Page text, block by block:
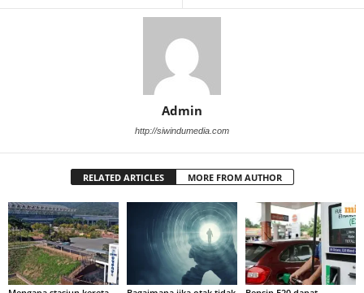
Admin
http://siwindumedia.com
RELATED ARTICLES MORE FROM AUTHOR